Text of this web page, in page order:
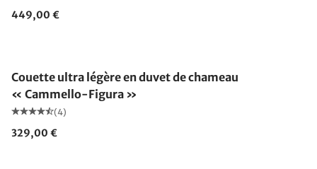
449,00 €
Couette ultra légère en duvet de chameau
« Cammello-Figura »
(4)
329,00 €